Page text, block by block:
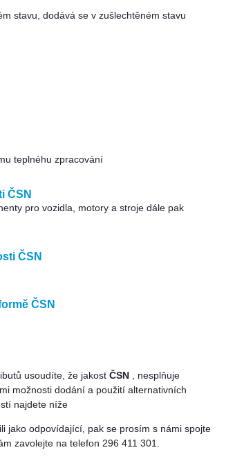
stavu, dodává se v zušlechtěném stavu
teplnéhu zpracování
ČSN
pro vozidla, motory a stroje dále pak
ČSN
ČSN
usoudíte, že jakost ČSN , nesplňuje
možnosti dodání a použití alternativních
najdete níže
jako odpovídající, pak se prosím s námi spojte
zavolejte na telefon 296 411 301.